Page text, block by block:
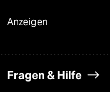
Anzeigen
Fragen & Hilfe